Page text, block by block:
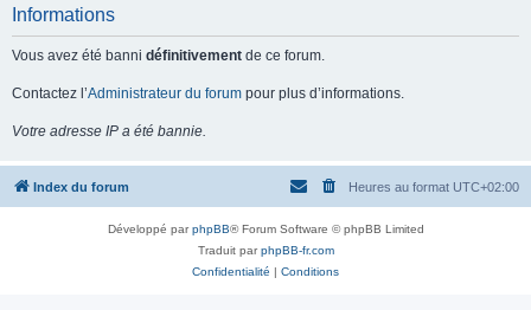
e
Informations
Vous avez été banni définitivement de ce forum.
Contactez l’Administrateur du forum pour plus d’informations.
Votre adresse IP a été bannie.
Index du forum Heures au format UTC+02:00
Développé parphpBB® Forum Software © phpBB Limited
Traduit parphpBB-fr.com
Confidentialité | Conditions